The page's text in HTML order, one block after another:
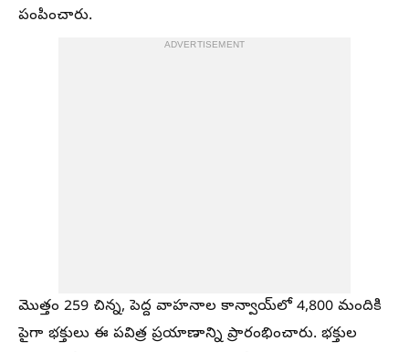
పంపించారు.
ADVERTISEMENT
మొత్తం 259 చిన్న, పెద్ద వాహనాల కాన్వాయ్‌లో 4,800 మందికి
పైగా భక్తులు ఈ పవిత్ర ప్రయాణాన్ని ప్రారంభించారు. భక్తుల